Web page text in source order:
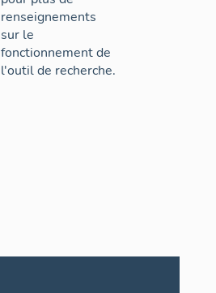
renseignements
sur le
fonctionnement de
l'outil de recherche.